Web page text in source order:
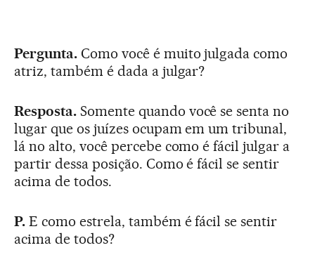
Pergunta.Como você é muito julgada como
atriz, também é dada a julgar?
Resposta.Somente quando você se senta no
lugar que os juízes ocupam em um tribunal,
lá no alto, você percebe como é fácil julgar a
partir dessa posição. Como é fácil se sentir
acima de todos.
P.E como estrela, também é fácil se sentir
acima de todos?